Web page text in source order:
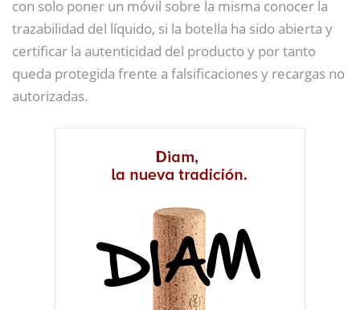
con solo poner un móvil sobre la misma conocer la
trazabilidad del líquido, si la botella ha sido abierta y
certificar la autenticidad del producto y por tanto
queda protegida frente a falsificaciones y recargas no
autorizadas.